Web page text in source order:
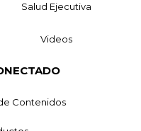
Salud Ejecutiva
Videos
Contenidos